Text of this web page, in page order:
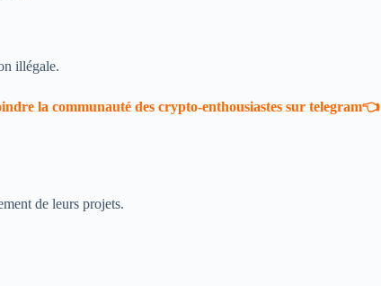
illégale.
la communauté des crypto-enthousiastes sur telegram👈
de leurs projets.